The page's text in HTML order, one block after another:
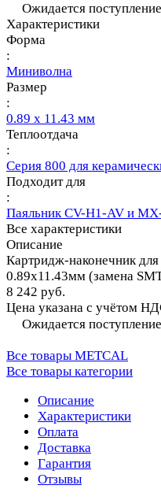
Ожидается поступление
Характеристики
Форма
:
Миниволна
Размер
:
0.89 x 11.43 мм
Теплоотдача
:
Серия 800 для
Подходит для
:
Паяльник CV-H1-AV и
Все характеристики
Описание
Картридж-наконечник
0.89х11.43мм (замена
8 242 руб.
Цена указана с учётом
Ожидается поступление
Все товары METCAL
Все товары категории
Описание
Характеристики
Оплата
Доставка
Гарантия
Отзывы